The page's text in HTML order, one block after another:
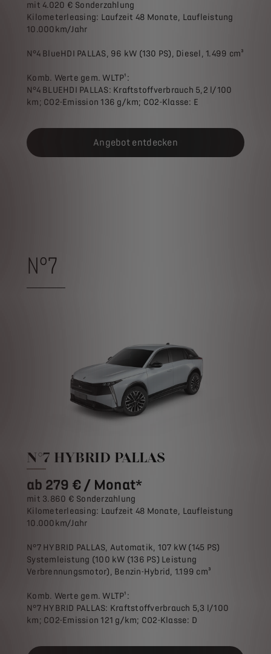
mit 4.020 € Sonderzahlung
Kilometerleasing: Laufzeit 48 Monate, Laufleistung
10.000km/Jahr
N°4 BlueHDI PALLAS, 96 kW (130 PS), Diesel, 1.499 cm³
Komb. Werte gem. WLTP¹:
N°4 BLUEHDI PALLAS: Kraftstoffverbrauch 5,2 l/100
km; CO2-Emission 136 g/km; CO2-Klasse: E
Angebot entdecken
N°7
N°7 HYBRID PALLAS
ab 279 € / Monat*
mit 3.860 € Sonderzahlung
Kilometerleasing: Laufzeit 48 Monate, Laufleistung
10.000km/Jahr
N°7 HYBRID PALLAS, Automatik, 107 kW (145 PS)
Systemleistung (100 kW (136 PS) Leistung
Verbrennungsmotor), Benzin-Hybrid, 1.199 cm³
Komb. Werte gem. WLTP¹:
N°7 HYBRID PALLAS: Kraftstoffverbrauch 5,3 l/100
km; CO2-Emission 121 g/km; CO2-Klasse: D